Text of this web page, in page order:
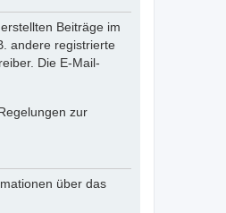
Beiträge im
andere registrierte
Die E-Mail-
zur
über das